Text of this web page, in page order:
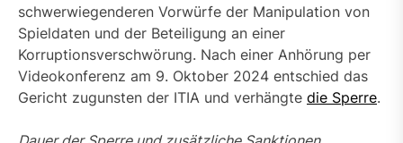
schwerwiegenderen Vorwürfe der Manipulation von
Spieldaten und der Beteiligung an einer
Korruptionsverschwörung. Nach einer Anhörung per
Videokonferenz am 9. Oktober 2024 entschied das
Gericht zugunsten der ITIA und verhängte die Sperre.